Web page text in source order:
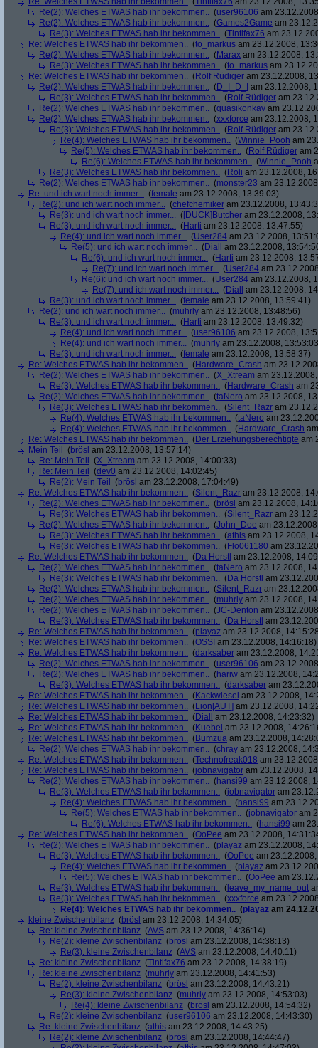
Re(2): Welches ETWAS hab ihr bekommen.. (user96106 am
Re(2): Welches ETWAS hab ihr bekommen.. (Games2Game am
Re(3): Welches ETWAS hab ihr bekommen.. (Tintifax76 am
Re: Welches ETWAS hab ihr bekommen.. (to_markus am 23.12.2008,
Re(2): Welches ETWAS hab ihr bekommen.. (Marax am 23.12.2008,
Re(3): Welches ETWAS hab ihr bekommen.. (to_markus am
Re: Welches ETWAS hab ihr bekommen.. (Rolf Rüdiger am 23.12.2008,
Re(2): Welches ETWAS hab ihr bekommen.. (D_I_D_I
am 23.12.2008,
Re(3): Welches ETWAS hab ihr bekommen.. (Rolf Rüdiger am
Re(2): Welches ETWAS hab ihr bekommen.. (quasikonkav am
Re(2): Welches ETWAS hab ihr bekommen.. (xxxforce am 23.12.2008,
Re(3): Welches ETWAS hab ihr bekommen.. (Rolf Rüdiger am
Re(4): Welches ETWAS hab ihr bekommen.. (Winnie_Pooh am
Re(5): Welches ETWAS hab ihr bekommen.. (Rolf Rüdiger am
Re(6): Welches ETWAS hab ihr bekommen.. (Winnie_Pooh
Re(3): Welches ETWAS hab ihr bekommen.. (Roli am 23.12.2008,
Re(2): Welches ETWAS hab ihr bekommen.. (monster23 am
Re: und ich wart noch immer... (female am 23.12.2008, 13:39:03)
Re(2): und ich wart noch immer... (chefchemiker am 23.12.2008,
Re(3): und ich wart noch immer... ([DUCK]Butcher am 23.12.2008,
Re(3): und ich wart noch immer... (Harti am 23.12.2008, 13:47:55)
Re(4): und ich wart noch immer... (User284 am 23.12.2008,
Re(5): und ich wart noch immer... (Diall
am 23.12.2008,
Re(6): und ich wart noch immer... (Harti am 23.12.2008,
Re(7): und ich wart noch immer... (User284 am
Re(6): und ich wart noch immer... (User284 am 23.12.2008,
Re(7): und ich wart noch immer... (Diall
am 23.12.2008,
Re(3): und ich wart noch immer... (female am 23.12.2008, 13:59:41)
Re(2): und ich wart noch immer... (muhrly am 23.12.2008, 13:48:56)
Re(3): und ich wart noch immer... (Harti am 23.12.2008, 13:49:32)
Re(4): und ich wart noch immer... (user96106 am 23.12.2008,
Re(4): und ich wart noch immer... (muhrly am 23.12.2008,
Re(3): und ich wart noch immer... (female am 23.12.2008, 13:58:37)
Re: Welches ETWAS hab ihr bekommen.. (Hardware_Crash am
Re(2): Welches ETWAS hab ihr bekommen.. (X_Xtream am
Re(3): Welches ETWAS hab ihr bekommen.. (Hardware_Crash am
Re(2): Welches ETWAS hab ihr bekommen.. (taNero am 23.12.2008,
Re(3): Welches ETWAS hab ihr bekommen.. (Silent_Razr am
Re(4): Welches ETWAS hab ihr bekommen.. (taNero am
Re(4): Welches ETWAS hab ihr bekommen.. (Hardware_Crash
Re: Welches ETWAS hab ihr bekommen.. (Der Erziehungsberechtigte am
Mein Teil
(brösl am 23.12.2008, 13:57:14)
Re: Mein Teil
(X_Xtream am 23.12.2008, 14:00:33)
Re: Mein Teil
(dev0 am 23.12.2008, 14:02:45)
Re(2): Mein Teil
(brösl am 23.12.2008, 17:04:49)
Re: Welches ETWAS hab ihr bekommen.. (Silent_Razr am 23.12.2008,
Re(2): Welches ETWAS hab ihr bekommen.. (brösl am 23.12.2008,
Re(3): Welches ETWAS hab ihr bekommen.. (Silent_Razr am
Re(2): Welches ETWAS hab ihr bekommen.. (John_Doe am
Re(3): Welches ETWAS hab ihr bekommen.. (athis am 23.12.2008,
Re(3): Welches ETWAS hab ihr bekommen.. (Flo061180 am
Re: Welches ETWAS hab ihr bekommen.. (Da Horstl am 23.12.2008,
Re(2): Welches ETWAS hab ihr bekommen.. (taNero am 23.12.2008,
Re(3): Welches ETWAS hab ihr bekommen.. (Da Horstl am
Re(2): Welches ETWAS hab ihr bekommen.. (Silent_Razr am
Re(2): Welches ETWAS hab ihr bekommen.. (muhrly am 23.12.2008,
Re(2): Welches ETWAS hab ihr bekommen.. (JC-Denton am
Re(3): Welches ETWAS hab ihr bekommen.. (Da Horstl am
Re: Welches ETWAS hab ihr bekommen.. (playaz am 23.12.2008,
Re: Welches ETWAS hab ihr bekommen.. (OSSI am 23.12.2008, 14:16:18)
Re: Welches ETWAS hab ihr bekommen.. (darksaber am 23.12.2008,
Re(2): Welches ETWAS hab ihr bekommen.. (user96106 am
Re(2): Welches ETWAS hab ihr bekommen.. (hariw am 23.12.2008,
Re(3): Welches ETWAS hab ihr bekommen.. (darksaber am
Re: Welches ETWAS hab ihr bekommen.. (Kackwiesel am 23.12.2008,
Re: Welches ETWAS hab ihr bekommen.. (Lion[AUT] am 23.12.2008,
Re: Welches ETWAS hab ihr bekommen.. (Diall
am 23.12.2008, 14:23:32)
Re: Welches ETWAS hab ihr bekommen.. (Kuebel am 23.12.2008,
Re: Welches ETWAS hab ihr bekommen.. (Bumzua am 23.12.2008,
Re(2): Welches ETWAS hab ihr bekommen.. (chray am 23.12.2008,
Re: Welches ETWAS hab ihr bekommen.. (Technofreak018 am
Re: Welches ETWAS hab ihr bekommen.. (jobnavigator am 23.12.2008,
Re(2): Welches ETWAS hab ihr bekommen.. (hansi99 am 23.12.2008,
Re(3): Welches ETWAS hab ihr bekommen.. (jobnavigator am
Re(4): Welches ETWAS hab ihr bekommen.. (hansi99 am
Re(5): Welches ETWAS hab ihr bekommen.. (jobnavigator am
Re(6): Welches ETWAS hab ihr bekommen.. (hansi99 am
Re: Welches ETWAS hab ihr bekommen.. (OoPee am 23.12.2008,
Re(2): Welches ETWAS hab ihr bekommen.. (playaz am 23.12.2008,
Re(3): Welches ETWAS hab ihr bekommen.. (OoPee am
Re(4): Welches ETWAS hab ihr bekommen.. (playaz am
Re(5): Welches ETWAS hab ihr bekommen.. (OoPee am
Re(3): Welches ETWAS hab ihr bekommen.. ( leave_my_name_out
Re(3): Welches ETWAS hab ihr bekommen.. (xxxforce am
Re(4): Welches ETWAS hab ihr bekommen.. (playaz am
kleine Zwischenbilanz (brösl am 23.12.2008, 14:34:05)
Re: kleine Zwischenbilanz (AVS am 23.12.2008, 14:36:14)
Re(2): kleine Zwischenbilanz (brösl am 23.12.2008, 14:38:13)
Re(3): kleine Zwischenbilanz (AVS am 23.12.2008, 14:40:11)
Re: kleine Zwischenbilanz (Tintifax76 am 23.12.2008, 14:38:19)
Re: kleine Zwischenbilanz (muhrly am 23.12.2008, 14:41:53)
Re(2): kleine Zwischenbilanz (brösl am 23.12.2008, 14:43:21)
Re(3): kleine Zwischenbilanz (muhrly am 23.12.2008, 14:53:03)
Re(4): kleine Zwischenbilanz (brösl am 23.12.2008, 14:54:32)
Re(2): kleine Zwischenbilanz (user96106 am 23.12.2008, 14:43:30)
Re: kleine Zwischenbilanz (athis am 23.12.2008, 14:43:25)
Re(2): kleine Zwischenbilanz (brösl am 23.12.2008, 14:44:47)